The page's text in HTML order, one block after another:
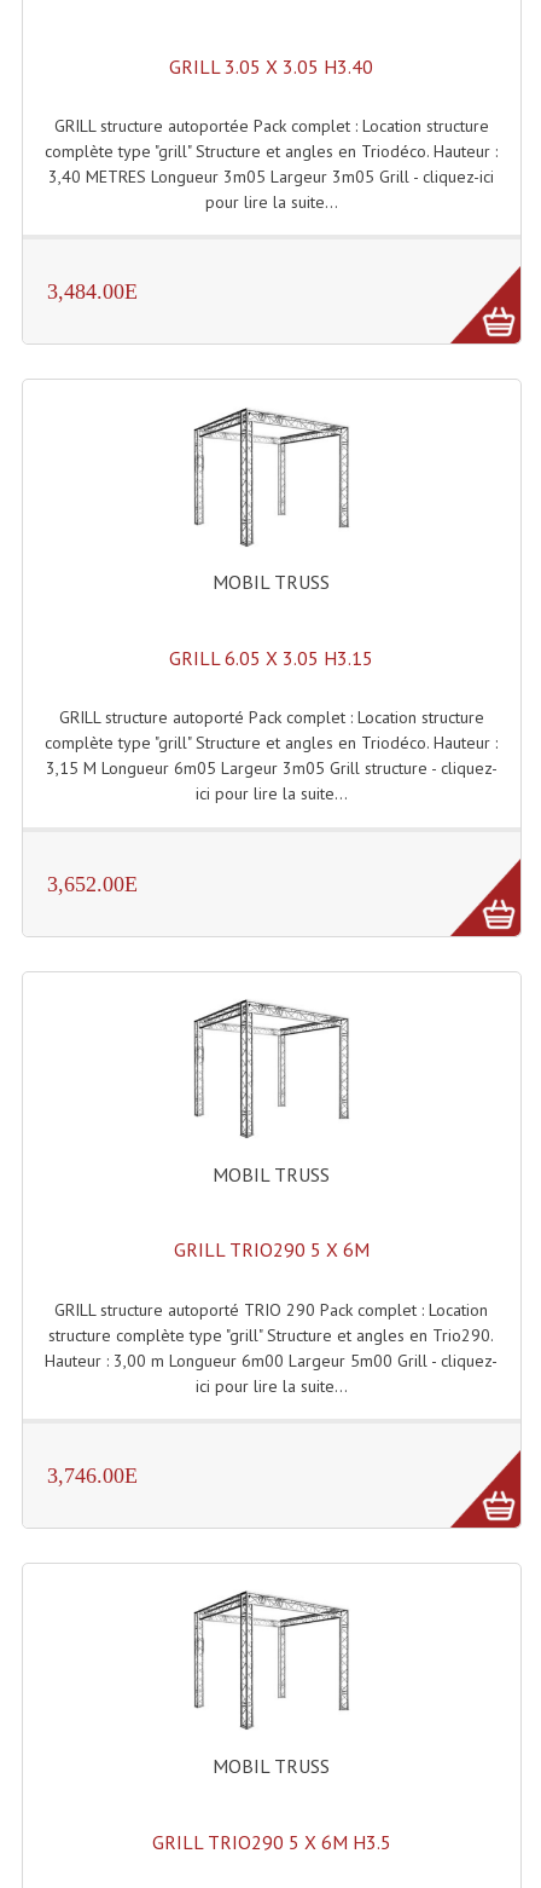
Microphones Filaires
Micro Sans Fil HF VHF 200MHZ
Micro Sans Fil HF UHF 800MHZ
Peripheriques Traitements Et Accessoires
Portes Voix Mégaphones
Pupitre Pour Discours
Samplers, Échantillonneurs
Système Sans Fil In-Ear Monitoring
Controleurs DJ USB / MP3
Consoles Sono Et Studio
Boules À Facettes
Changeurs De Couleurs
Déco Light
Effets LASERS
Laser Multi-Points
Effets Lumineux À Leds
Effets Lumineux, Centre De Piste
Consoles Éclairage DMX
Dispatches
Filtres Et Divers
Flexibles Lumineux Leds
GRILL 3.05 X 3.05 H3.40
GRILL structure autoportée Pack complet : Location structure
complète type "grill" Structure et angles en Triodéco. Hauteur :
3,40 METRES Longueur 3m05 Largeur 3m05 Grill - cliquez-ici
pour lire la suite...
3,484.00E
MOBIL TRUSS
GRILL 6.05 X 3.05 H3.15
GRILL structure autoporté Pack complet : Location structure
complète type "grill" Structure et angles en Triodéco. Hauteur :
3,15 M Longueur 6m05 Largeur 3m05 Grill structure - cliquez-
ici pour lire la suite...
3,652.00E
MOBIL TRUSS
GRILL TRIO290 5 X 6M
GRILL structure autoporté TRIO 290 Pack complet : Location
structure complète type "grill" Structure et angles en Trio290.
Hauteur : 3,00 m Longueur 6m00 Largeur 5m00 Grill - cliquez-
ici pour lire la suite...
3,746.00E
MOBIL TRUSS
GRILL TRIO290 5 X 6M H3.5